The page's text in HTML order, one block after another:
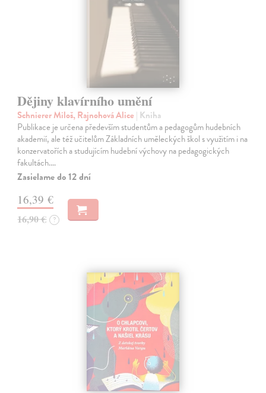
Dějiny klavírního umění
Schnierer Miloš, Rajnohová Alice | Kniha
Publikace je určena především studentům a pedagogům hudebních
akademií, ale též učitelům Základních uměleckých škol s využitím i na
konzervatořích a studujícím hudební výchovy na pedagogických
fakultách.…
Zasielame do 12 dní
16,39 €
16,90 € ?